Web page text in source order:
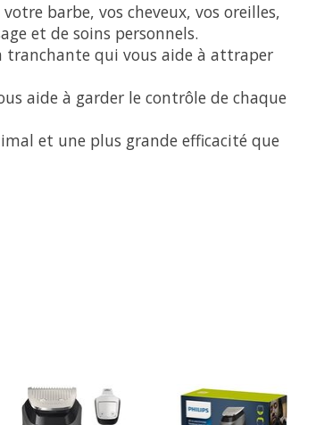
barbe, vos cheveux, vos oreilles,
et de soins personnels.
tranchante qui vous aide à attraper
aide à garder le contrôle de chaque
et une plus grande efficacité que